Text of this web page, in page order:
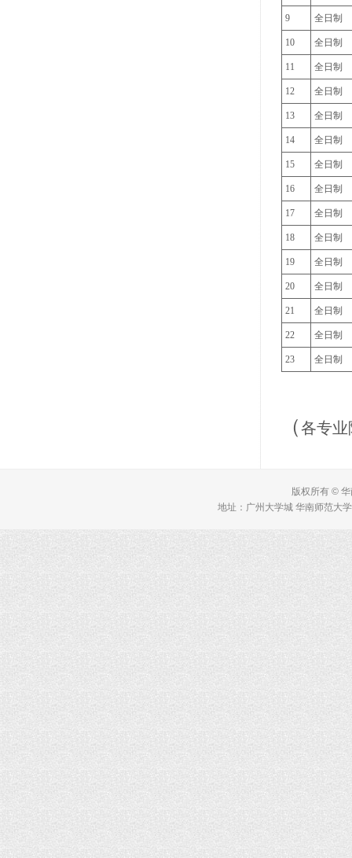
9 全日制
10 全日制
11 全日制
12 全日制
13 全日制
14 全日制
15 全日制
16 全日制
17 全日制
18 全日制
19 全日制
20 全日制
21 全日制
22 全日制
23 全日制
（各专
版权所有 ©
地址：广州大学城 华南师范大